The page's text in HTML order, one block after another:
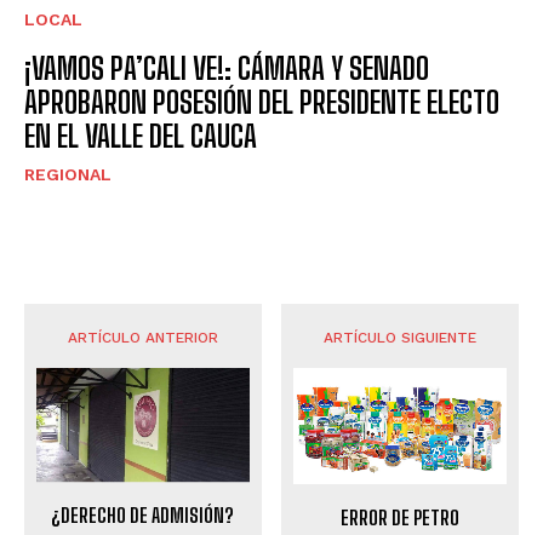
LOCAL
¡VAMOS PA’CALI VE!: CÁMARA Y SENADO
APROBARON POSESIÓN DEL PRESIDENTE ELECTO
EN EL VALLE DEL CAUCA
REGIONAL
ARTÍCULO ANTERIOR
¿DERECHO DE ADMISIÓN?
ARTÍCULO SIGUIENTE
ERROR DE PETRO